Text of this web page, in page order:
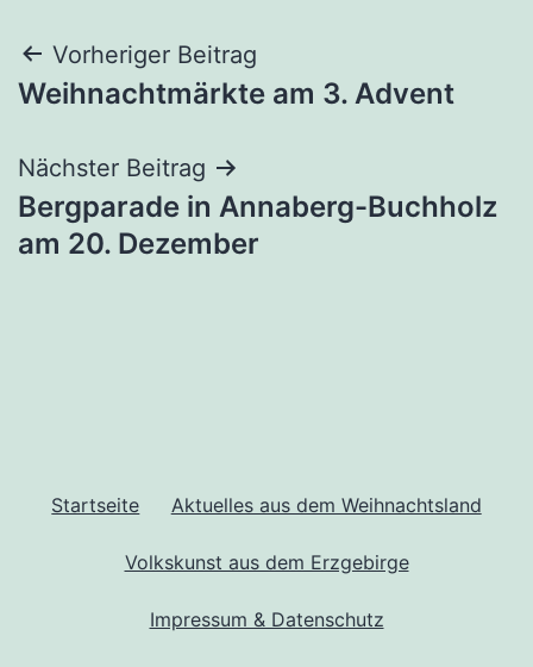
Beitragsnavigation
Vorheriger Beitrag
Weihnachtmärkte am 3. Advent
Nächster Beitrag
Bergparade in Annaberg-Buchholz
am 20. Dezember
Startseite Aktuelles aus dem Weihnachtsland
Volkskunst aus dem Erzgebirge
Impressum & Datenschutz